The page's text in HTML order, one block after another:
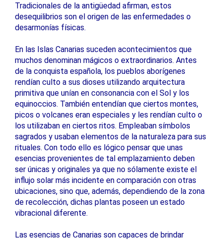
Tradicionales de la antigüedad afirman, estos
desequilibrios son el origen de las enfermedades o
desarmonías físicas.
En las Islas Canarias suceden acontecimientos que
muchos denominan mágicos o extraordinarios. Antes
de la conquista española, los pueblos aborígenes
rendían culto a sus dioses utilizando arquitectura
primitiva que unían en consonancia con el Sol y los
equinoccios. También entendían que ciertos montes,
picos o volcanes eran especiales y les rendían culto o
los utilizaban en ciertos ritos. Empleaban símbolos
sagrados y usaban elementos de la naturaleza para sus
rituales. Con todo ello es lógico pensar que unas
esencias provenientes de tal emplazamiento deben
ser únicas y originales ya que no sólamente existe el
influjo solar más incidente en comparación con otras
ubicaciones, sino que, además, dependiendo de la zona
de recolección, dichas plantas poseen un estado
vibracional diferente.
Las esencias de Canarias son capaces de brindar